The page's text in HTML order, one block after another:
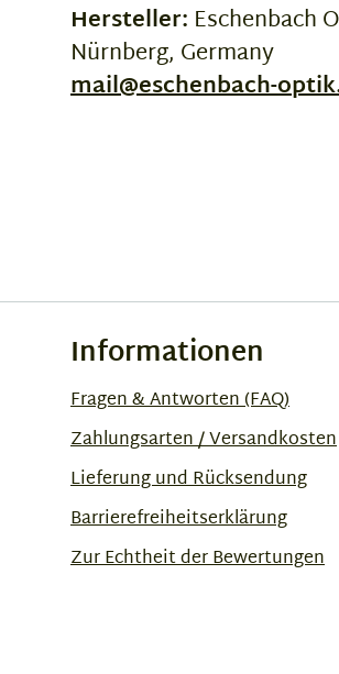
Hersteller: Eschenbach
Nürnberg, Germany
mail@eschenbach-
Informationen
Fragen & Antworten (FAQ)
Zahlungsarten / Versandkosten
Lieferung und Rücksendung
Barrierefreiheitserklärung
Zur Echtheit der Bewertungen